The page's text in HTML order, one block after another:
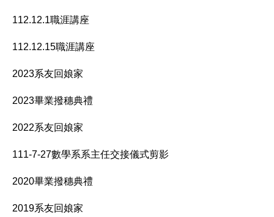
112.12.1職涯講座
112.12.15職涯講座
2023系友回娘家
2023畢業撥穗典禮
2022系友回娘家
111-7-27數學系系主任交接儀式剪影
2020畢業撥穗典禮
2019系友回娘家